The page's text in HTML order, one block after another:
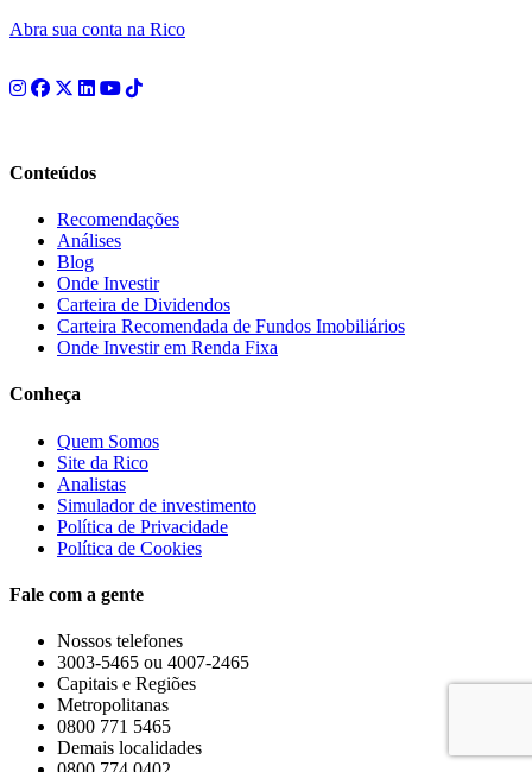
Abra sua conta na Rico
Conteúdos
Recomendações
Análises
Blog
Onde Investir
Carteira de Dividendos
Carteira Recomendada de Fundos Imobiliários
Onde Investir em Renda Fixa
Conheça
Quem Somos
Site da Rico
Analistas
Simulador de investimento
Política de Privacidade
Política de Cookies
Fale com a gente
Nossos telefones
3003-5465 ou 4007-2465
Capitais e Regiões
Metropolitanas
0800 771 5465
Demais localidades